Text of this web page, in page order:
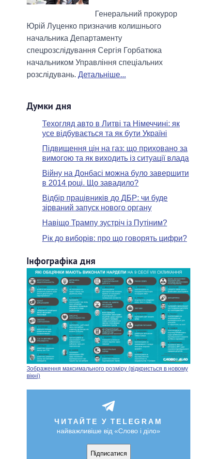
Генеральний прокурор
Юрій Луценко призначив колишнього
начальника Департаменту
спецрозслідування Сергія Горбатюка
начальником Управління спеціальних
розслідувань. Детальніше...
Думки дня
Техогляд авто в Литві та Німеччині: як
усе відбувається та як бути Україні
Підвищення цін на газ: що приховано за
вимогою та як виходить із ситуації влада
Війну на Донбасі можна було завершити
в 2014 році. Що завадило?
Відбір працівників до ДБР: чи буде
зірваний запуск нового органу
Навіщо Трампу зустріч із Путіним?
Рік до виборів: про що говорять цифри?
Інфографіка дня
Зображення максимального розміру (відкриється в новому
вікні)
ЧИТАЙТЕ У TELEGRAM
найважливіше від «Слово і діло»
Підписатися